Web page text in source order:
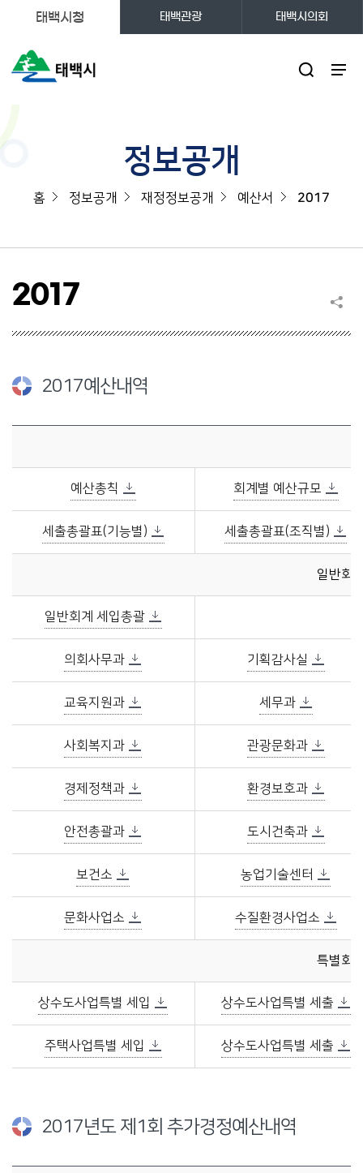
태백시청 태백관광 태백시의회
정보공개
홈 정보공개 재정정보공개 예산서 2017
2017
2017예산내역
2017예산내역에 관한 자료이며, 예산규모, 일반회계 세입 및 세출, 특별회계 세입 및 세출를 제공합니다.
예산총칙 회계별 예산규모
세출총괄표(기능별) 세출총괄표(조직별)
일반회
일반회계 세입총괄
의회사무과 기획감사실
교육지원과 세무과
사회복지과 관광문화과
경제정책과 환경보호과
안전총괄과 도시건축과
보건소 농업기술센터
문화사업소 수질환경사업소
특별회
상수도사업특별 세입 상수도사업특별 세출
주택사업특별 세입 상수도사업특별 세출
2017년도 제1회 추가경정예산내역
2017년도 제1회 추가경정예산내역에 관한 자료이며, 예산규모, 세입총괄표, 세출총괄표, 세입·세출예산서, 세입·세출예산 사업명세서를 제공합니다.